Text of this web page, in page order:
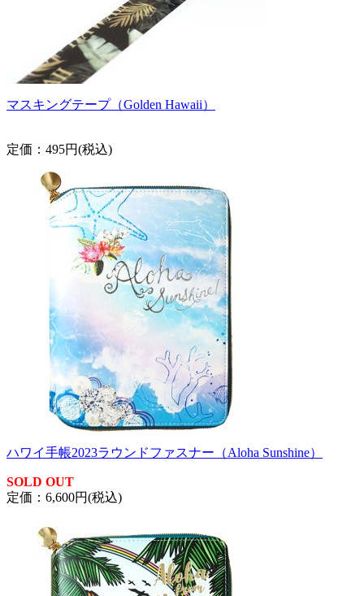
マスキングテープ（Golden Hawaii）
定価：495円(税込)
ハワイ手帳2023ラウンドファスナー（Aloha Sunshine）
SOLD OUT
定価：6,600円(税込)